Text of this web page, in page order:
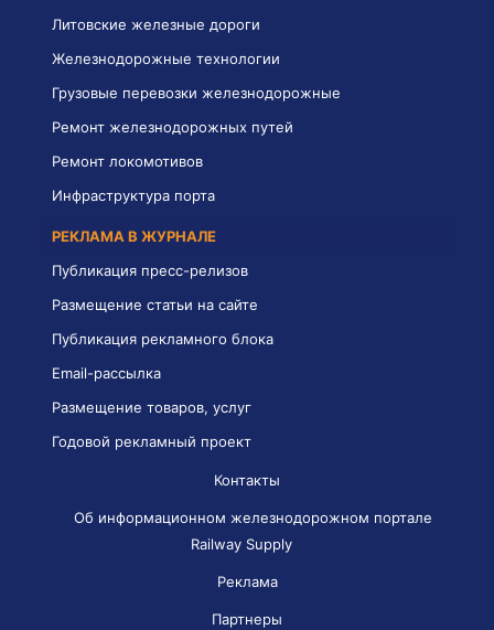
Литовские железные дороги
Железнодорожные технологии
Грузовые перевозки железнодорожные
Ремонт железнодорожных путей
Ремонт локомотивов
Инфраструктура порта
РЕКЛАМА В ЖУРНАЛЕ
Публикация пресс-релизов
Размещение статьи на сайте
Публикация рекламного блока
Email-рассылка
Размещение товаров, услуг
Годовой рекламный проект
Контакты
Об информационном железнодорожном портале
Railway Supply
Реклама
Партнеры